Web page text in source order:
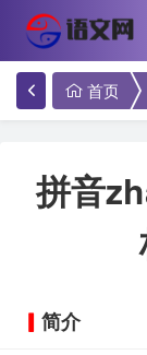
首页
拼音
简介